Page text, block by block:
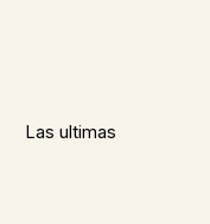
Las ultimas